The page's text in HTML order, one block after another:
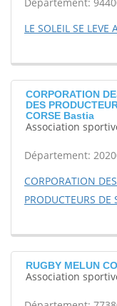
LE SOLEIL SE LEVE
CORPORATION
DES
CORSE Bastia
Association
Département:
CORPORATION
PRODUCTEURS DE
RUGBY MELUN
Association